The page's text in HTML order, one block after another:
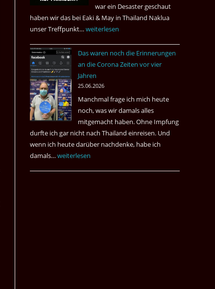
war ein Desaster geschaut
haben wir das bei Eaki & May in Thailand Naklua
unser Treffpunkt… Fußball
bei
Eaki
&
May
Das
Desaster
Spiel
weiterlesen
Das waren noch die Erinnerungen
an die Corona Zeiten vor vier
Jahren
25.06.2026
Manchmal frage ich mich heute
noch, was wir damals alles
mitgemacht haben. Ohne Impfung
durfte ich gar nicht nach Thailand einreisen. Und
wenn ich heute darüber nachdenke, habe ich
damals…Das
weiterlesen